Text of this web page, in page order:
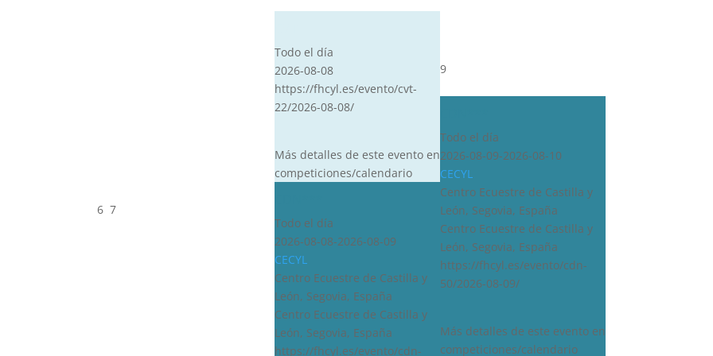
6 7
Todo el día
2026-08-08
https://fhcyl.es/evento/cvt-
22/2026-08-08/
Más detalles de este evento en
competiciones/calendario
Todo el día
2026-08-08-2026-08-09
CECYL
Centro Ecuestre de Castilla y
León, Segovia, España
Centro Ecuestre de Castilla y
León, Segovia, España
https://fhcyl.es/evento/cdn-
9
Todo el día
2026-08-09-2026-08-10
CECYL
Centro Ecuestre de Castilla y
León, Segovia, España
Centro Ecuestre de Castilla y
León, Segovia, España
https://fhcyl.es/evento/cdn-
50/2026-08-09/
Más detalles de este evento en
competiciones/calendario